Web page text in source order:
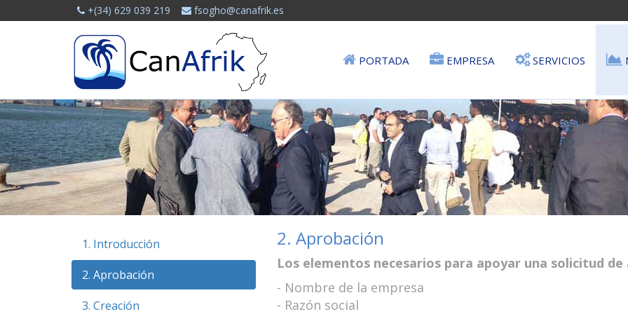
+(34) 629 039 219 fsogho@canafrik.es
PORTADA EMPRESA SERVICIOS
1. Introducción
2. Aprobación
3. Creación
2. Aprobación
Los elementos necesarios para apoyar una solicitud de
- Nombre de la empresa
- Razón social